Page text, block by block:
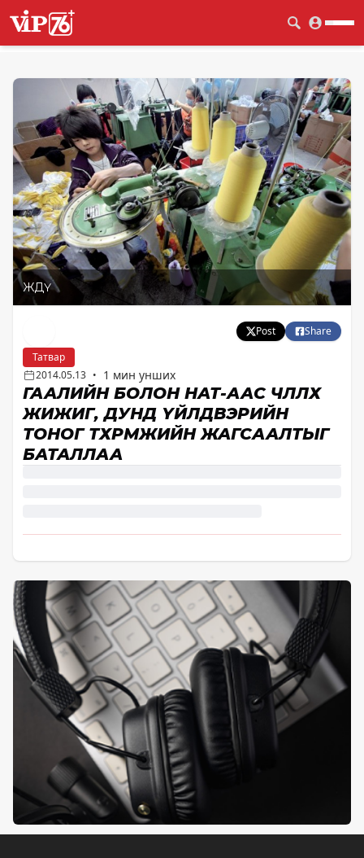
ЖДҮ
Post
Share
Татвар
2014.05.13 • 1 мин унших
ГААЛИЙН БОЛОН НӨАТ-ААС ЧӨЛӨӨЛӨХ
ЖИЖИГ, ДУНД ҮЙЛДВЭРИЙН
ТОНОГ ТӨХӨӨРӨМЖИЙН ЖАГСААЛТЫГ
БАТАЛЛАА